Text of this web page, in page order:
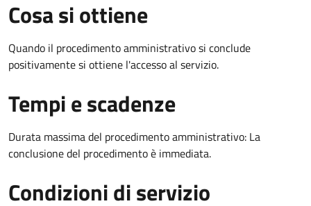
Cosa si ottiene
Quando il procedimento amministrativo si conclude
positivamente si ottiene l'accesso al servizio.
Tempi e scadenze
Durata massima del procedimento amministrativo: La
conclusione del procedimento è immediata.
Condizioni di servizio